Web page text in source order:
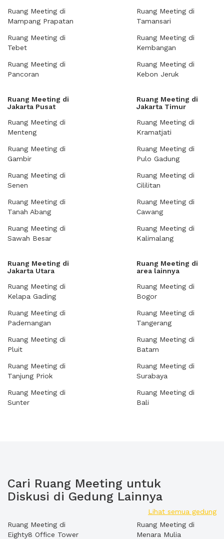
Ruang Meeting di
Mampang Prapatan
Ruang Meeting di
Tebet
Ruang Meeting di
Pancoran
Ruang Meeting di
Tamansari
Ruang Meeting di
Kembangan
Ruang Meeting di
Kebon Jeruk
Ruang Meeting di
Jakarta Pusat
Ruang Meeting di
Menteng
Ruang Meeting di
Gambir
Ruang Meeting di
Senen
Ruang Meeting di
Tanah Abang
Ruang Meeting di
Sawah Besar
Ruang Meeting di
Jakarta Timur
Ruang Meeting di
Kramatjati
Ruang Meeting di
Pulo Gadung
Ruang Meeting di
Cililitan
Ruang Meeting di
Cawang
Ruang Meeting di
Kalimalang
Ruang Meeting di
Jakarta Utara
Ruang Meeting di
Kelapa Gading
Ruang Meeting di
Pademangan
Ruang Meeting di
Pluit
Ruang Meeting di
Tanjung Priok
Ruang Meeting di
Sunter
Ruang Meeting di
area lainnya
Ruang Meeting di
Bogor
Ruang Meeting di
Tangerang
Ruang Meeting di
Batam
Ruang Meeting di
Surabaya
Ruang Meeting di
Bali
Cari Ruang Meeting untuk
Diskusi di Gedung Lainnya
Lihat semua gedung
Ruang Meeting di
Eighty8 Office Tower
Ruang Meeting di
Menara Mulia